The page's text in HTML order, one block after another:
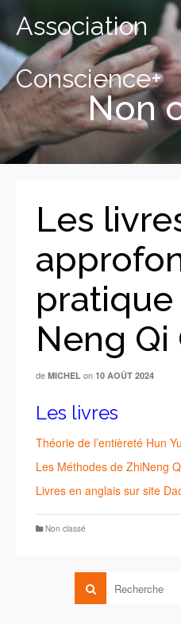
Association
Conscience+
Non
Les
pratique
Neng Qi
de MICHEL on 10 AOÛT 2024
Les livres
Théorie de l’entièreté Hun
Les Méthodes de ZhiNeng
Livres en anglais sur site
Non classé